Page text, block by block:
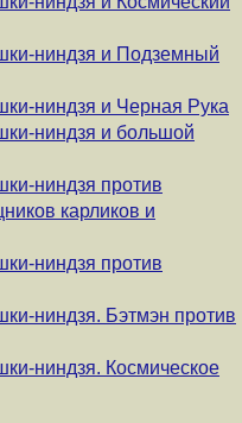
ниндзя и Подземный
ниндзя и Черная Рука
ниндзя и большой
ниндзя против
карликов и
ниндзя против
ниндзя. Бэтмэн против
ниндзя. Космическое